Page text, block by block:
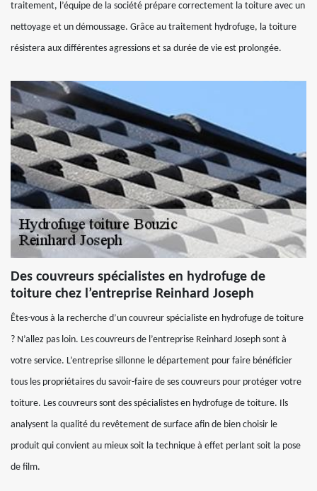
traitement, l’équipe de la société prépare correctement la toiture avec un
nettoyage et un démoussage. Grâce au traitement hydrofuge, la toiture
résistera aux différentes agressions et sa durée de vie est prolongée.
Des couvreurs spécialistes en hydrofuge de
toiture chez l’entreprise Reinhard Joseph
Êtes-vous à la recherche d’un couvreur spécialiste en hydrofuge de toiture
? N’allez pas loin. Les couvreurs de l’entreprise Reinhard Joseph sont à
votre service. L’entreprise sillonne le département pour faire bénéficier
tous les propriétaires du savoir-faire de ses couvreurs pour protéger votre
toiture. Les couvreurs sont des spécialistes en hydrofuge de toiture. Ils
analysent la qualité du revêtement de surface afin de bien choisir le
produit qui convient au mieux soit la technique à effet perlant soit la pose
de film.